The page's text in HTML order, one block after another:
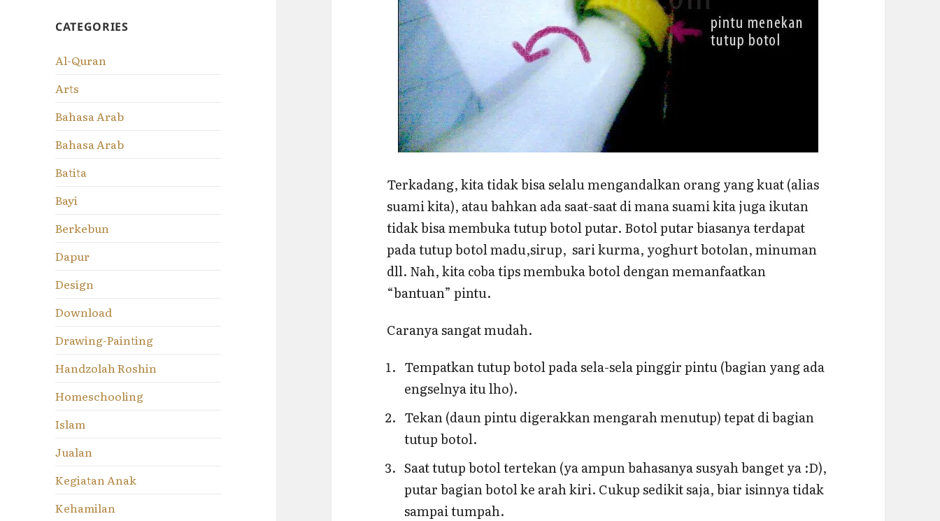
CATEGORIES
Al-Quran
Arts
Bahasa Arab
Bahasa Arab
Batita
Bayi
Berkebun
Dapur
Design
Download
Drawing-Painting
Handzolah Roshin
Homeschooling
Islam
Jualan
Kegiatan Anak
Kehamilan
Terkadang, kita tidak bisa selalu mengandalkan orang yang kuat (alias
suami kita), atau bahkan ada saat-saat di mana suami kita juga ikutan
tidak bisa membuka tutup botol putar. Botol putar biasanya terdapat
pada tutup botol madu,sirup, sari kurma, yoghurt botolan, minuman
dll. Nah, kita coba tips membuka botol dengan memanfaatkan
“bantuan” pintu.
Caranya sangat mudah.
Tempatkan tutup botol pada sela-sela pinggir pintu (bagian yang ada
engselnya itu lho).
Tekan (daun pintu digerakkan mengarah menutup) tepat di bagian
tutup botol.
Saat tutup botol tertekan (ya ampun bahasanya susyah banget ya :D),
putar bagian botol ke arah kiri. Cukup sedikit saja, biar isinnya tidak
sampai tumpah.